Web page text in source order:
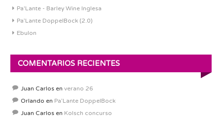
Pa'Lante - Barley Wine Inglesa
Pa’Lante DoppelBock (2.0)
Ebulon
COMENTARIOS RECIENTES
Juan Carlos en verano 26
Orlando en Pa’Lante DoppelBock
Juan Carlos en Kolsch concurso